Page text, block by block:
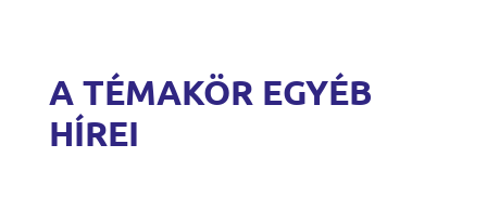
A TÉMAKÖR EGYÉB
HÍREI